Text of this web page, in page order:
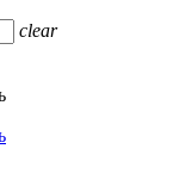
clear